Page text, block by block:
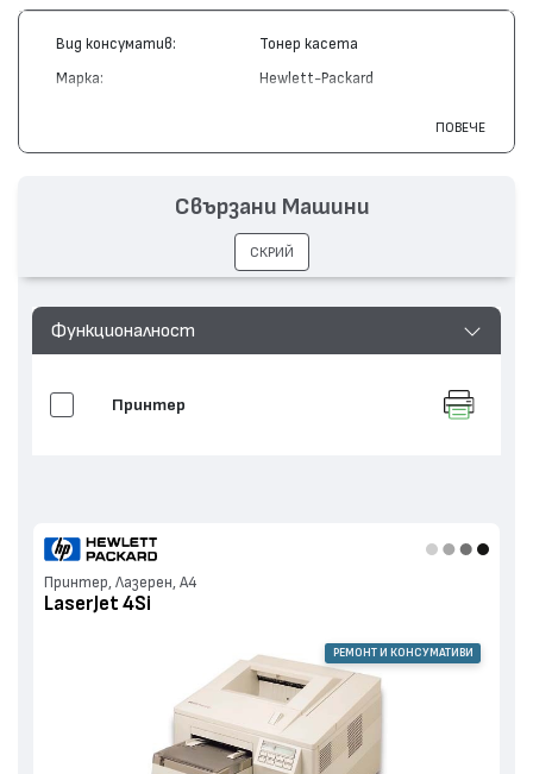
Вид консуматив: Тонер касета
Марка: Hewlett-Packard
Съвместими устройства: LaserJet IIISi, LaserJet 4Si
ПОВЕЧЕ
Функционалност
Принтер
Принтер, Лазерен, А4
LaserJet 4Si
РЕМОНТ И КОНСУМАТИВИ
Свързани Машини
СКРИЙ